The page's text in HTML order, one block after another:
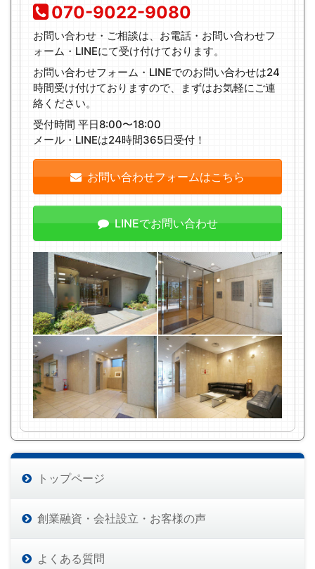
070-9022-9080
お問い合わせ・ご相談は、お電話・お問い合わせフ
ォーム・LINEにて受け付けております。
お問い合わせフォーム・LINEでのお問い合わせは24
時間受け付けておりますので、まずはお気軽にご連
絡ください。
受付時間 平日8:00〜18:00
メール・LINEは24時間365日受付！
お問い合わせフォームはこちら
LINEでお問い合わせ
トップページ
創業融資・会社設立・お客様の声
よくある質問